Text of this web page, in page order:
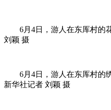
6月4日，游人在东厍村的
刘颖 摄
6月4日，游人在东厍村的绣
新华社记者 刘颖 摄